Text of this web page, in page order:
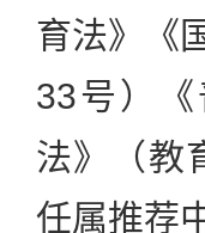
育法》《
33号）
法》（教
任属推荐